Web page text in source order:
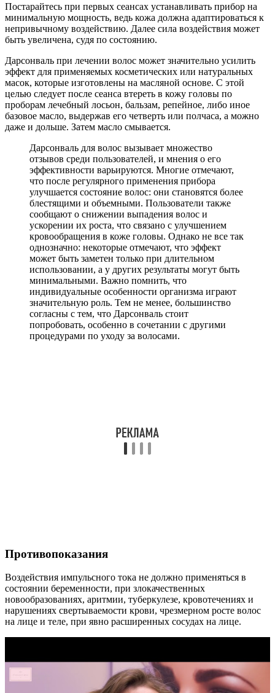
Постарайтесь при первых сеансах устанавливать прибор на
минимальную мощность, ведь кожа должна адаптироваться к
непривычному воздействию. Далее сила воздействия может
быть увеличена, судя по состоянию.
Дарсонваль при лечении волос может значительно усилить
эффект для применяемых косметических или натуральных
масок, которые изготовлены на масляной основе. С этой
целью следует после сеанса втереть в кожу головы по
проборам лечебный лосьон, бальзам, репейное, либо иное
базовое масло, выдержав его четверть или полчаса, а можно
даже и дольше. Затем масло смывается.
Дарсонваль для волос вызывает множество
отзывов среди пользователей, и мнения о его
эффективности варьируются. Многие отмечают,
что после регулярного применения прибора
улучшается состояние волос: они становятся более
блестящими и объемными. Пользователи также
сообщают о снижении выпадения волос и
ускорении их роста, что связано с улучшением
кровообращения в коже головы. Однако не все так
однозначно: некоторые отмечают, что эффект
может быть заметен только при длительном
использовании, а у других результаты могут быть
минимальными. Важно помнить, что
индивидуальные особенности организма играют
значительную роль. Тем не менее, большинство
согласны с тем, что Дарсонваль стоит
попробовать, особенно в сочетании с другими
процедурами по уходу за волосами.
Противопоказания
Воздействия импульсного тока не должно применяться в
состоянии беременности, при злокачественных
новообразованиях, аритмии, туберкулезе, кровотечениях и
нарушениях свертываемости крови, чрезмерном росте волос
на лице и теле, при явно расширенных сосудах на лице.